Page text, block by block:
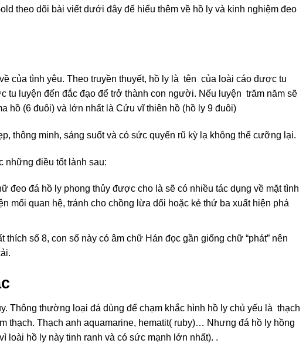
theo dõi bài viết dưới đây để hiểu thêm về hồ ly và kinh nghiệm đeo
của tình yêu. Theo truyền thuyết, hồ ly là tên của loài cáo được tu
tu luyện đến đắc đạo để trở thành con người. Nếu luyện trăm năm sẽ
hồ (6 đuôi) và lớn nhất là Cửu vĩ thiên hồ (hồ ly 9 đuôi)
thông minh, sáng suốt và có sức quyến rũ kỳ lạ không thể cưỡng lại.
những điều tốt lành sau:
đá hồ ly phong thủy được cho là sẽ có nhiều tác dụng về mặt tình
mối quan hệ, tránh cho chồng lừa dối hoặc kẻ thứ ba xuất hiện phá
số 8, con số này có âm chữ Hán đọc gần giống chữ “phát” nên
Thông thường loại đá dùng để chạm khắc hình hồ ly chủ yếu là thạch
thạch. Thạch anh aquamarine, hematit( ruby)… Nhưng đá hồ ly hồng
loài hồ ly này tinh ranh và có sức mạnh lớn nhất). .